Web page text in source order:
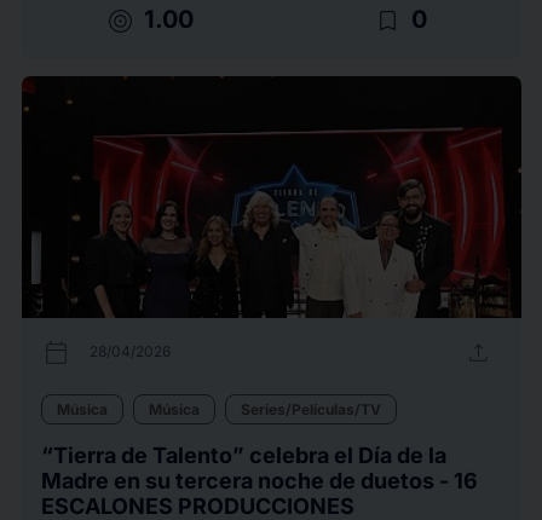
target 1.00 bookmark_border 0
calendar_today 28/04/2026 upload
Música Música Series/Películas/TV
“Tierra de Talento” celebra el Día de la
Madre en su tercera noche de duetos - 16
ESCALONES PRODUCCIONES